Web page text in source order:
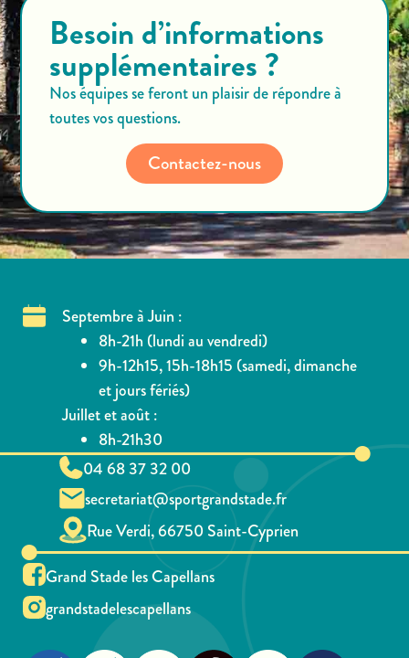
Besoin d’informations
supplémentaires ?
Nos équipes se feront un plaisir de répondre à
toutes vos questions.
Contactez-nous
Septembre à Juin :
8h-21h (lundi au vendredi)
9h-12h15, 15h-18h15 (samedi, dimanche
et jours fériés)
Juillet et août :
8h-21h30
04 68 37 32 00
secretariat@sportgrandstade.fr
Rue Verdi, 66750 Saint-Cyprien
Grand Stade les Capellans
grandstadelescapellans